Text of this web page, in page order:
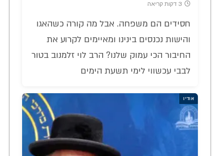
3 דקות קריאה
חסידים הם משפחה. אבל מה קורה כשהאגו
והישות נכנסים בינינו ומאיימים לקרוע את
החיבור הכי עמוק שלנו? הרב לוי זלמנוב בטור
לבבי עכשווי לימי תשעת הימים
אודיו